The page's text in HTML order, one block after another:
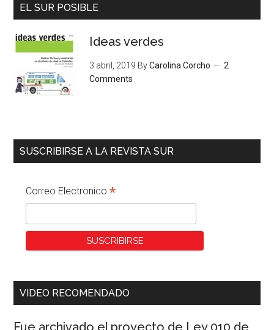
EL SUR POSIBLE
Ideas verdes
3 abril, 2019 ByCarolina Corcho
2
Comments
SUSCRIBIRSE A LA REVISTA SUR
Correo Electronico*
VIDEO RECOMENDADO